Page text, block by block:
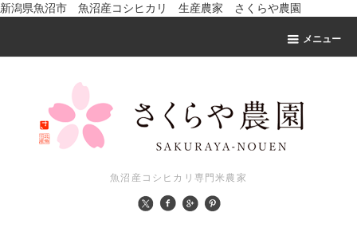
新潟県魚沼市 魚沼産コシヒカリ 生産農家 さくらや農園
メニュー
魚沼産コシヒカリ専門米農家